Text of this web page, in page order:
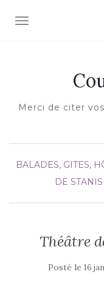
AFFICHER/
Merci de citer
BALADES, GITES,
DE
Théâtre
Posté le 16